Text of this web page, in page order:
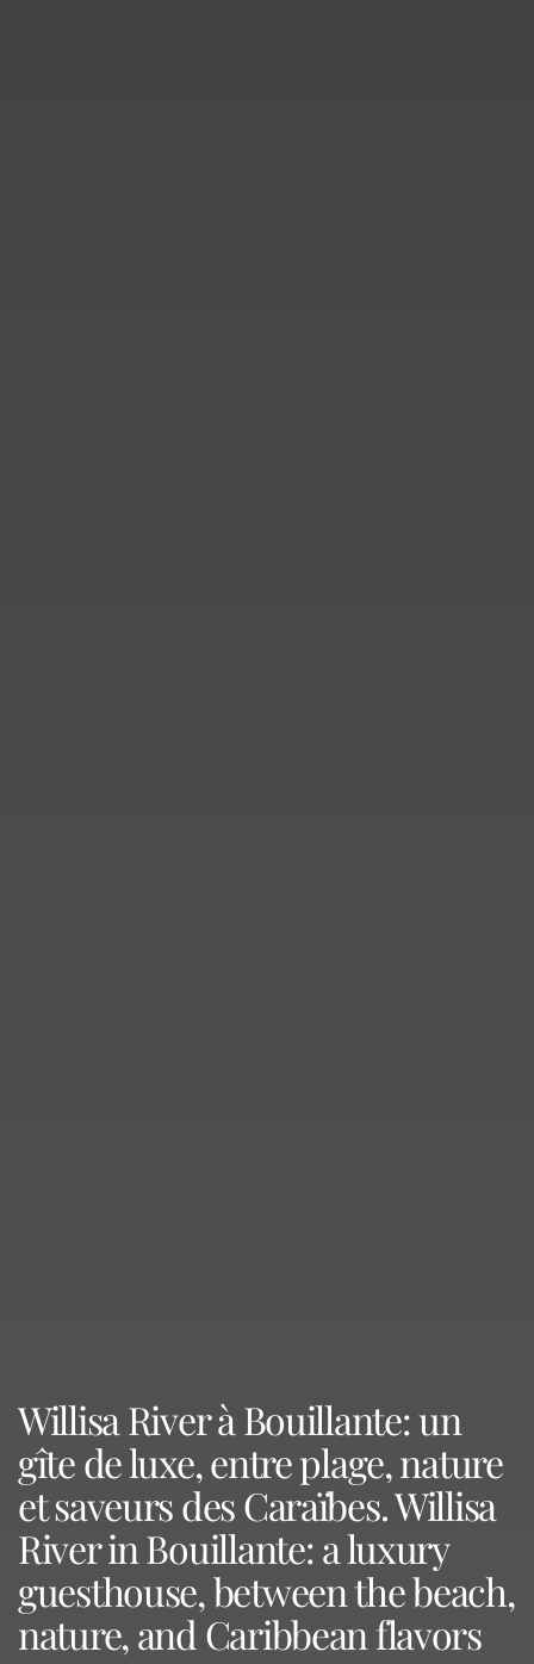
Willisa River à Bouillante: un
gîte de luxe, entre plage, nature
et saveurs des Caraïbes. Willisa
River in Bouillante: a luxury
guesthouse, between the beach,
nature, and Caribbean flavors